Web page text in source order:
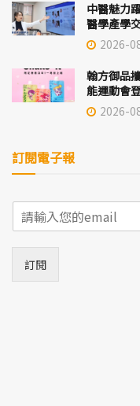
中醫魅力
醫學產學交
2026-
翰方御品
能運動會
2026-
訂閱電子報
E
m
*
訂閱